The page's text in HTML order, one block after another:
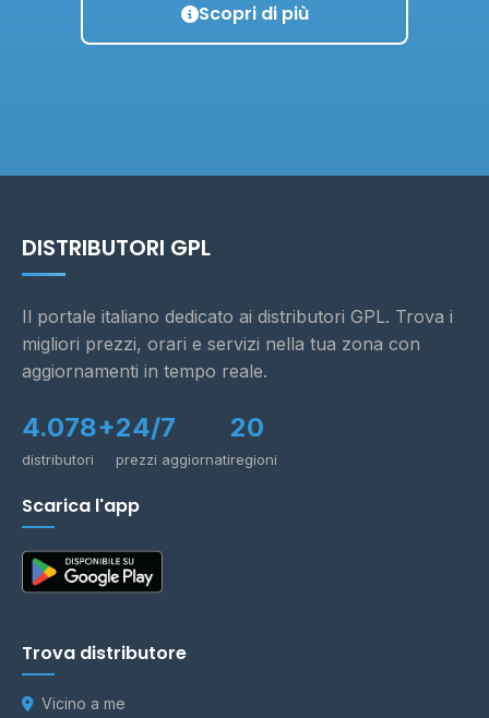
Scopri di più
DISTRIBUTORI GPL
Il portale italiano dedicato ai distributori GPL. Trova i
migliori prezzi, orari e servizi nella tua zona con
aggiornamenti in tempo reale.
4.078+
distributori
24/7
prezzi aggiornati
20
regioni
Scarica l'app
Trova distributore
Vicino a me